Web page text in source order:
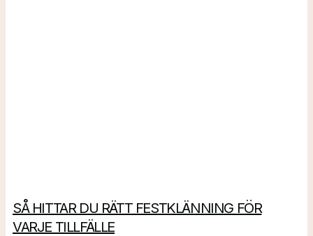
SÅ HITTAR DU RÄTT FESTKLÄNNING FÖR
VARJE TILLFÄLLE